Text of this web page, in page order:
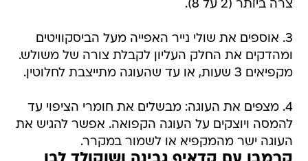
צרה ביותר (2 על 8).
3. אוספים את שולי נייר האפייה מעל הביסקוויטים
ומהדקים את החלק העליון לקבלת צורה של משולש.
מקפיאים 3 שעות, או עד שהעוגה מתייצבת לחלוטין.
4. מצפים את העוגה: מבשלים את חומרי הציפוי עד
להמסה ויוצקים על העוגה הקפואה. אפשר להגיש את
העוגה ישר מהמקפיא או לשמור במקרר.